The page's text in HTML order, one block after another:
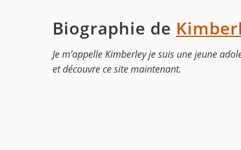
Biographie de
Je m’appelle Kimberley je suis une jeune
et découvre ce site maintenant.